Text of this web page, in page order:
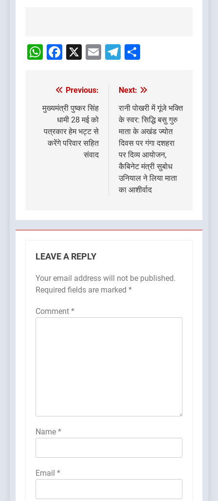
navigation
WhatsApp
Facebook
X EmailTelegram
Post
navigation
Previous:
मुख्यमंत्री पुष्कर सिंह
धामी 28 मई को
पत्रकार हेम भट्ट से
करेंगे परिवार सहित
संवाद
Next:
रानी पोखरी में गूंजे भक्ति
के स्वर: सिद्धि बसु गुरु
माता के अखंड ज्योत
दिवस पर गंगा दशहरा
पर दिव्य आयोजन,
कैबिनेट मंत्री सुबोध
उनियाल ने लिया माता
का आशीर्वाद
LEAVE A REPLY
Your email address will not be published.
Required fields are marked *
Comment *
Name *
Email *